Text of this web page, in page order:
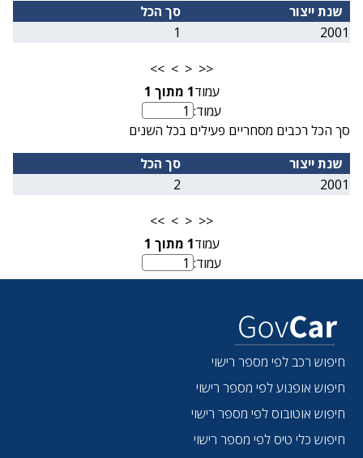
שנת ייצור
סך הכל
2001
1
<<
<
>
>>
עמוד1 מתוך 1
מספר עמוד
עמוד:
סך הכל רכבים מסחריים פעילים בכל השנים
שנת ייצור
סך הכל
2001
2
<<
<
>
>>
עמוד1 מתוך 1
מספר עמוד
עמוד:
חיפוש רכב לפי מספר רישוי
חיפוש אופנוע לפי מספר רישוי
חיפוש אוטובוס לפי מספר רישוי
חיפוש כלי טיס לפי מספר רישוי